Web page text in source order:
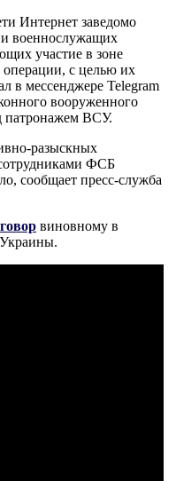
Интернет заведомо
военнослужащих
участие в зоне
с целью их
в мессенджере Telegram
вооруженного
патронажем ВСУ.
разыскных
ФСБ
сообщает пресс-служба
виновному в
Украины.